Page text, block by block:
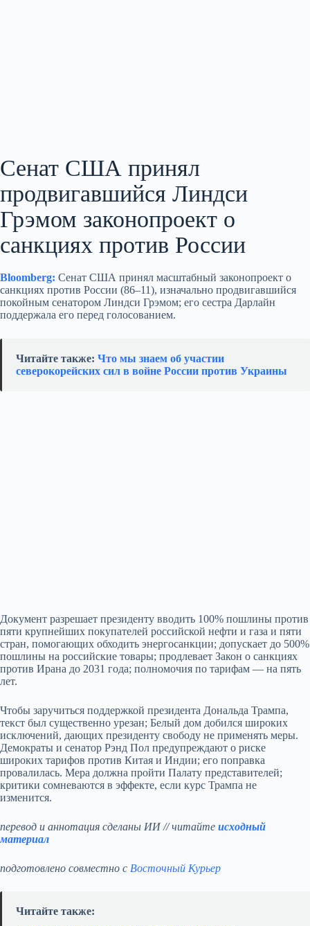
Сенат США принял
продвигавшийся Линдси
Грэмом законопроект о
санкциях против России
Bloomberg: Сенат США принял масштабный законопроект о
санкциях против России (86–11), изначально продвигавшийся
покойным сенатором Линдси Грэмом; его сестра Дарлайн
поддержала его перед голосованием.
Читайте также: Что мы знаем об участии
северокорейских сил в войне России против Украины
Документ разрешает президенту вводить 100% пошлины против
пяти крупнейших покупателей российской нефти и газа и пяти
стран, помогающих обходить энергосанкции; допускает до 500%
пошлины на российские товары; продлевает Закон о санкциях
против Ирана до 2031 года; полномочия по тарифам — на пять
лет.
Чтобы заручиться поддержкой президента Дональда Трампа,
текст был существенно урезан; Белый дом добился широких
исключений, дающих президенту свободу не применять меры.
Демократы и сенатор Рэнд Пол предупреждают о риске
широких тарифов против Китая и Индии; его поправка
провалилась. Мера должна пройти Палату представителей;
критики сомневаются в эффекте, если курс Трампа не
изменится.
перевод и аннотация сделаны ИИ // читайте исходный
материал
подготовлено совместно с Восточный Курьер
Читайте также: